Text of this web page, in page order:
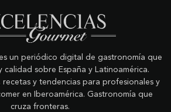
un periódico digital de gastronomía que
sobre España y Latinoamérica.
recetas y tendencias para profesionales y
en Iberoamérica. Gastronomía que
cruza fronteras.